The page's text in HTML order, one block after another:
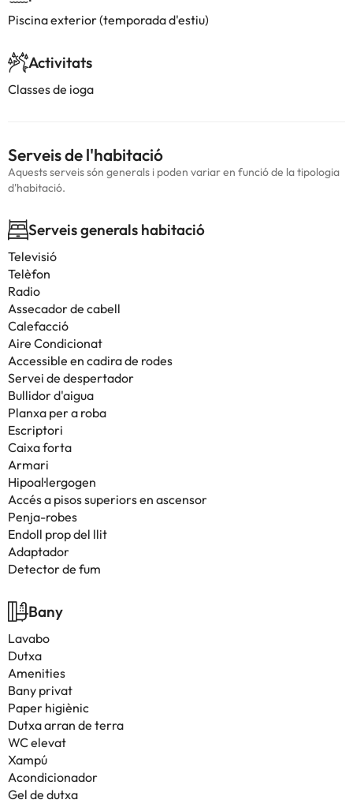
Piscina exterior (temporada d'estiu)
Activitats
Classes de ioga
Serveis de l'habitació
Aquests serveis són generals i poden variar en funció de la tipologia
d'habitació.
Serveis generals habitació
Televisió
Telèfon
Radio
Assecador de cabell
Calefacció
Aire Condicionat
Accessible en cadira de rodes
Servei de despertador
Bullidor d'aigua
Planxa per a roba
Escriptori
Caixa forta
Armari
Hipoal·lergogen
Accés a pisos superiors en ascensor
Penja-robes
Endoll prop del llit
Adaptador
Detector de fum
Bany
Lavabo
Dutxa
Amenities
Bany privat
Paper higiènic
Dutxa arran de terra
WC elevat
Xampú
Acondicionador
Gel de dutxa